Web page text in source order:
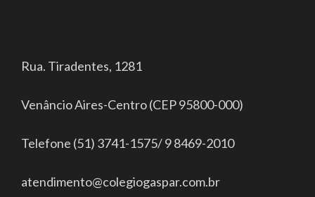
Rua. Tiradentes, 1281
Venâncio Aires-Centro (CEP 95800-000)
Telefone (51) 3741-1575/ 9 8469-2010
atendimento@colegiogaspar.com.br